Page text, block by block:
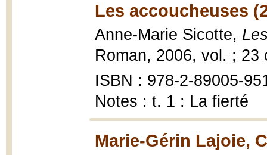
Les accoucheuses
Anne-Marie Sicotte,
Roman, 2006, vol. ; 23
ISBN : 978-2-89005-
Notes : t. 1 : La fierté
Marie-Gérin Lajoie,